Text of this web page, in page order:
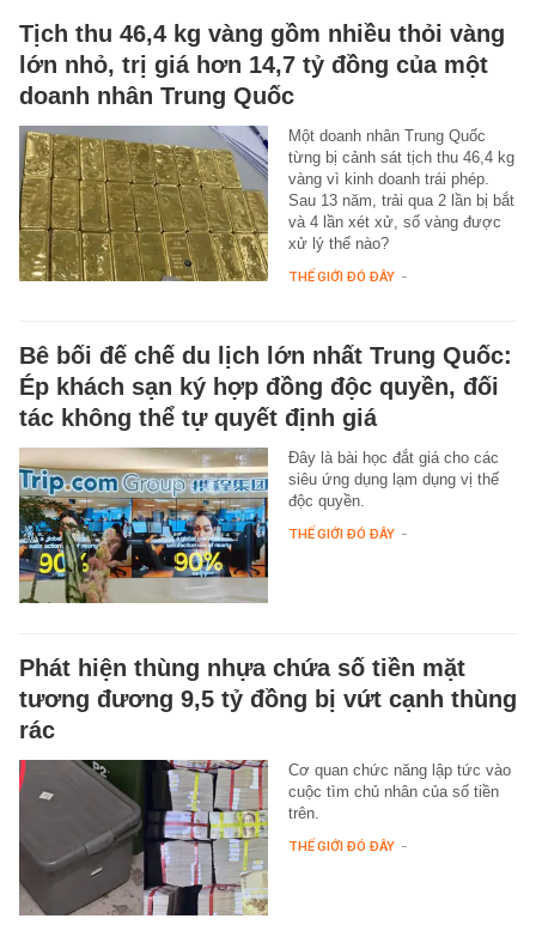
Tịch thu 46,4 kg vàng gồm nhiều thỏi vàng
lớn nhỏ, trị giá hơn 14,7 tỷ đồng của một
doanh nhân Trung Quốc
Một doanh nhân Trung Quốc
từng bị cảnh sát tịch thu 46,4 kg
vàng vì kinh doanh trái phép.
Sau 13 năm, trải qua 2 lần bị bắt
và 4 lần xét xử, số vàng được
xử lý thế nào?
THẾ GIỚI ĐÓ ĐÂY -
Bê bối đế chế du lịch lớn nhất Trung Quốc:
Ép khách sạn ký hợp đồng độc quyền, đối
tác không thể tự quyết định giá
Đây là bài học đắt giá cho các
siêu ứng dụng lạm dụng vị thế
độc quyền.
THẾ GIỚI ĐÓ ĐÂY -
Phát hiện thùng nhựa chứa số tiền mặt
tương đương 9,5 tỷ đồng bị vứt cạnh thùng
rác
Cơ quan chức năng lập tức vào
cuộc tìm chủ nhân của số tiền
trên.
THẾ GIỚI ĐÓ ĐÂY -